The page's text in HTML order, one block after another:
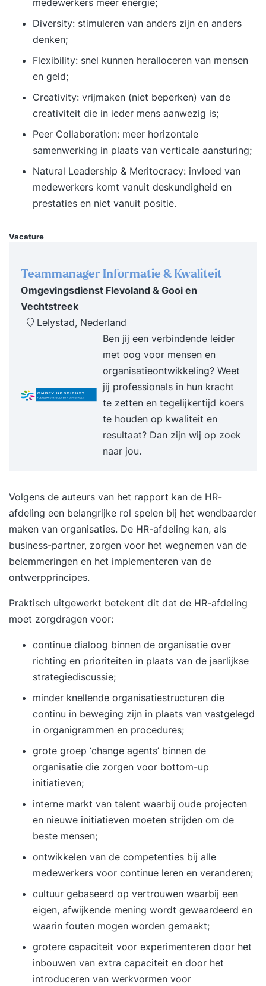
Manager (SAFe POPM) Na afloop van de
tweedaagse opleiding ontvangt iedere deelnemer
een link naar het online het SAFe® Product
Owner/Product Manager (SAFe POPM) examen,
dat online door de Scaled Agile organisatie wordt
afgenomen. Bij een goed resultaat ontvangt de
Productmanagers Product owners Architecten
Analisten Ontwerpers Agile / Lean consultants
Deze training veronderstelt fundamentele kennis
van Agile en Scrum en affiniteit met het proces
Cibit Lesmethode - Klassikaal Productgroep -
Diversity: stimuleren van anders zijn en anders
denken;
Flexibility: snel kunnen heralloceren van mensen
en geld;
Creativity: vrijmaken (niet beperken) van de
creativiteit die in ieder mens aanwezig is;
Peer Collaboration: meer horizontale
samenwerking in plaats van verticale aansturing;
Natural Leadership & Meritocracy: invloed van
medewerkers komt vanuit deskundigheid en
prestaties en niet vanuit positie.
Vacature
Teammanager Informatie & Kwaliteit
Omgevingsdienst Flevoland & Gooi en
Vechtstreek
Lelystad, Nederland
Ben jij een verbindende leider
met oog voor mensen en
organisatieontwikkeling? Weet
jij professionals in hun kracht
te zetten en tegelijkertijd koers
te houden op kwaliteit en
resultaat? Dan zijn wij op zoek
naar jou.
Volgens de auteurs van het rapport kan de HR-
afdeling een belangrijke rol spelen bij het wendbaarder
maken van organisaties. De HR-afdeling kan, als
business-partner, zorgen voor het wegnemen van de
belemmeringen en het implementeren van de
ontwerpprincipes.
Praktisch uitgewerkt betekent dit dat de HR-afdeling
moet zorgdragen voor:
continue dialoog binnen de organisatie over
richting en prioriteiten in plaats van de jaarlijkse
strategiediscussie;
minder knellende organisatiestructuren die
continu in beweging zijn in plaats van vastgelegd
in organigrammen en procedures;
grote groep ‘change agents’ binnen de
organisatie die zorgen voor bottom-up
initiatieven;
interne markt van talent waarbij oude projecten
en nieuwe initiatieven moeten strijden om de
beste mensen;
ontwikkelen van de competenties bij alle
medewerkers voor continue leren en veranderen;
cultuur gebaseerd op vertrouwen waarbij een
eigen, afwijkende mening wordt gewaardeerd en
waarin fouten mogen worden gemaakt;
grotere capaciteit voor experimenteren door het
inbouwen van extra capaciteit en door het
introduceren van werkvormen voor